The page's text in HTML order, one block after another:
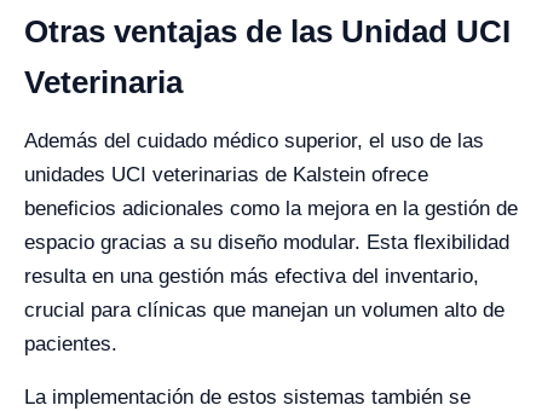
Otras ventajas de las Unidad UCI
Veterinaria
Además del cuidado médico superior, el uso de las
unidades UCI veterinarias de Kalstein ofrece
beneficios adicionales como la mejora en la gestión de
espacio gracias a su diseño modular. Esta flexibilidad
resulta en una gestión más efectiva del inventario,
crucial para clínicas que manejan un volumen alto de
pacientes.
La implementación de estos sistemas también se